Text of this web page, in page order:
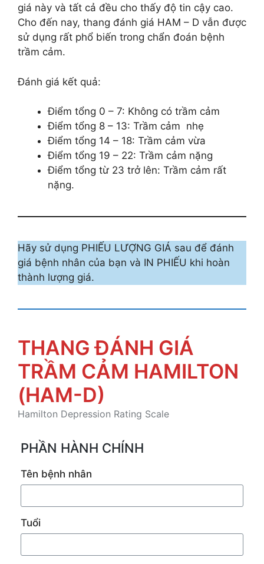
giá này và tất cả đều cho thấy độ tin cậy cao.
Cho đến nay, thang đánh giá HAM – D vẫn được
sử dụng rất phổ biến trong chẩn đoán bệnh
trầm cảm.
Đánh giá kết quả:
Điểm tổng 0 – 7: Không có trầm cảm
Điểm tổng 8 – 13: Trầm cảm nhẹ
Điểm tổng 14 – 18: Trầm cảm vừa
Điểm tổng 19 – 22: Trầm cảm nặng
Điểm tổng từ 23 trở lên: Trầm cảm rất
nặng.
Hãy sử dụng PHIẾU LƯỢNG GIÁ sau để đánh
giá bệnh nhân của bạn và IN PHIẾU khi hoàn
thành lượng giá.
THANG ĐÁNH GIÁ
TRẦM CẢM HAMILTON
(HAM-D)
Hamilton Depression Rating Scale
PHẦN HÀNH CHÍNH
Tên bệnh nhân
Tuổi